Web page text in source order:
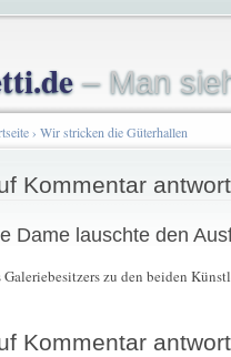
– Man
› Wir stricken die Güterhallen
Kommentar
Dame lauschte den
Galeriebesitzers zu den beiden
Kommentar